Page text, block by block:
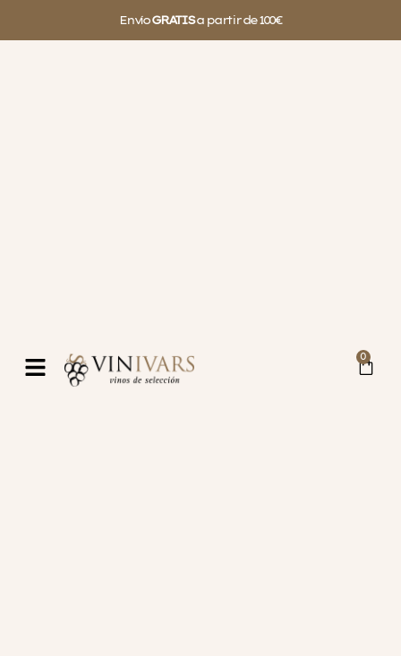
EnvíoGRATISa partir de 100€
0